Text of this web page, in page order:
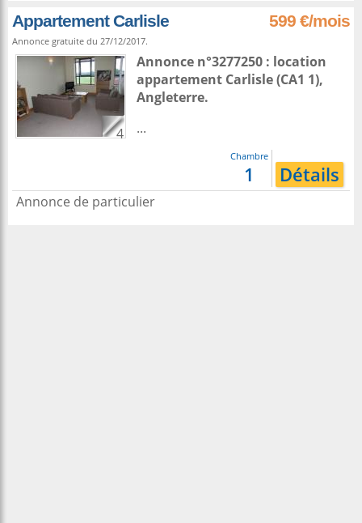
Appartement Carlisle 599 €/mois
Annonce gratuite du 27/12/2017.
4
Annonce n°3277250 : location
appartement Carlisle(CA1 1),
Angleterre.
...
Chambre
1 Détails
Annonce de particulier